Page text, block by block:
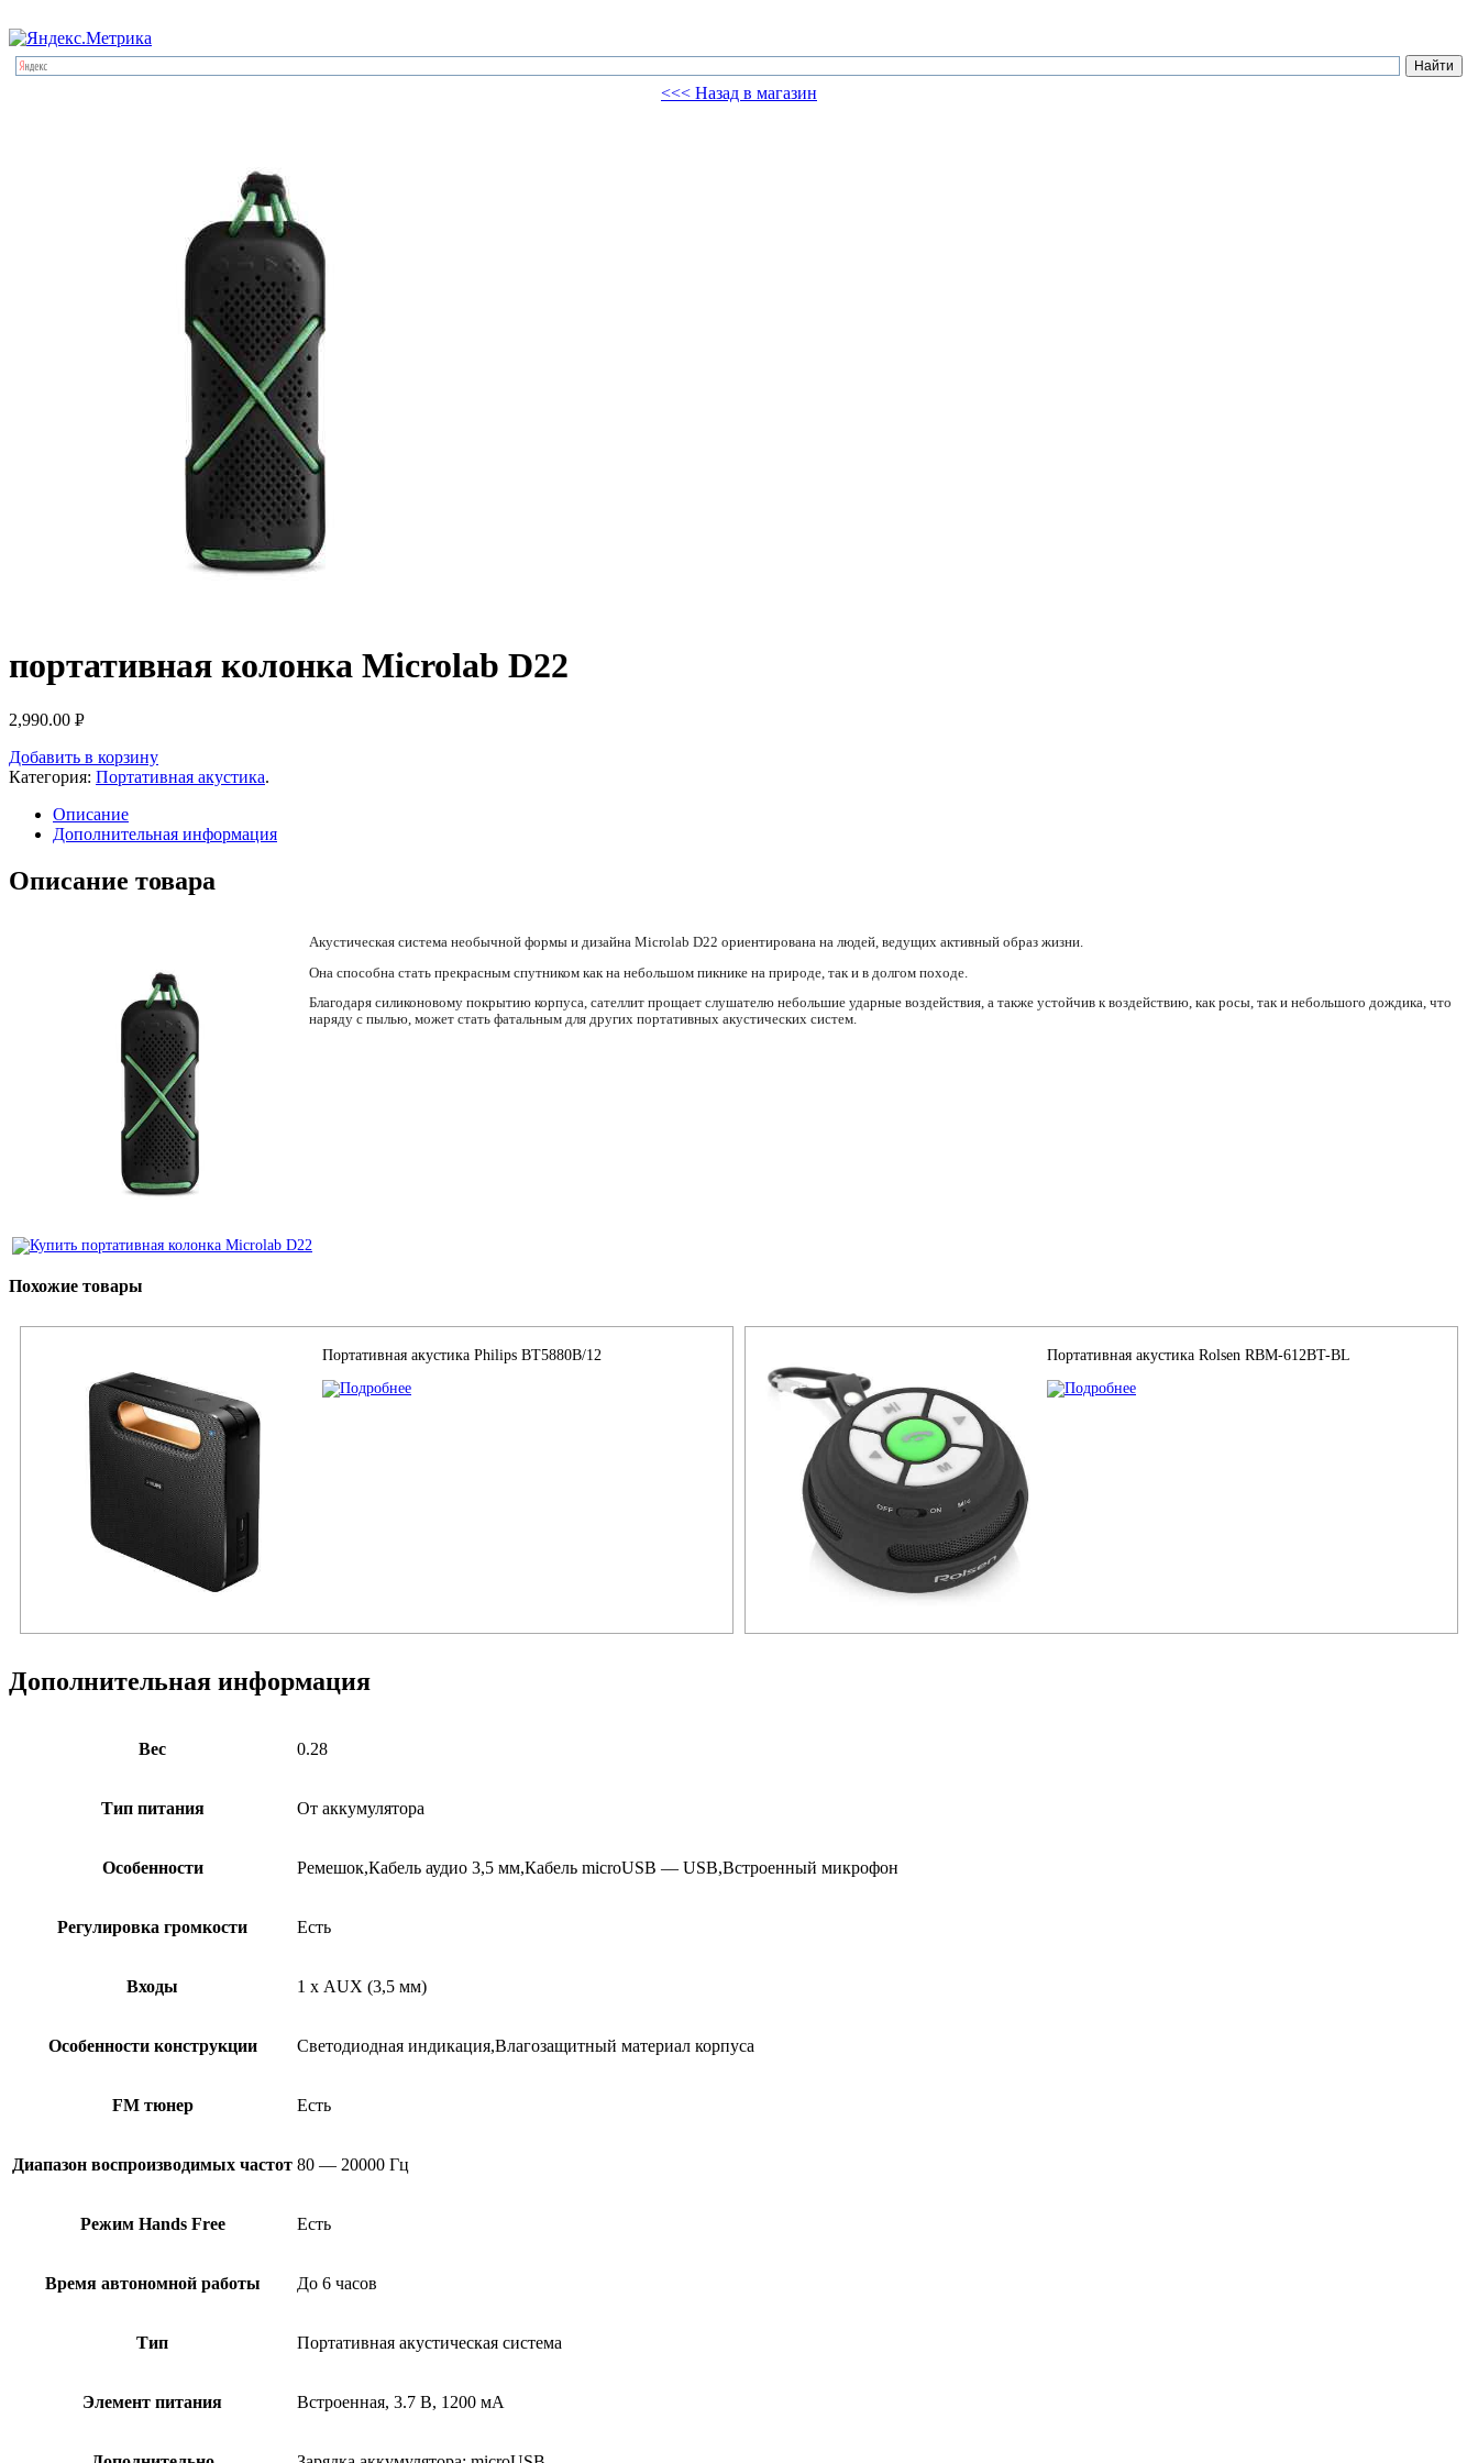
<<< Назад в магазин
портативная колонка Microlab D22
2,990.00 Р
Добавить в корзину
Категория: Портативная акустика.
Описание
Дополнительная информация
Описание товара
Акустическая система необычной формы и дизайна Microlab D22 ориентирована на людей, ведущих активный образ жизни.
Она способна стать прекрасным спутником как на небольшом пикнике на природе, так и в долгом походе.
Благодаря силиконовому покрытию корпуса, сателлит прощает слушателю небольшие ударные воздействия, а также устойчив к воздействию, как росы, так и небольшого дождика, что
наряду с пылью, может стать фатальным для других портативных акустических систем.
Похожие товары
Портативная акустика Philips BT5880B/12 Портативная акустика Rolsen RBM-612BT-BL
Дополнительная информация
Вес 0.28
Тип питания От аккумулятора
Особенности Ремешок,Кабель аудио 3,5 мм,Кабель microUSB — USB,Встроенный микрофон
Регулировка громкости Есть
Входы 1 х AUX (3,5 мм)
Особенности конструкции Светодиодная индикация,Влагозащитный материал корпуса
FM тюнер Есть
Диапазон воспроизводимых частот 80 — 20000 Гц
Режим Hands Free Есть
Время автономной работы До 6 часов
Тип Портативная акустическая система
Элемент питания Встроенная, 3.7 В, 1200 мА